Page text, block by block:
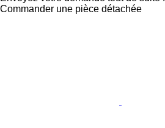
Commander une pièce détachée